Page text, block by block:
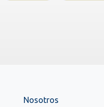
Nosotros